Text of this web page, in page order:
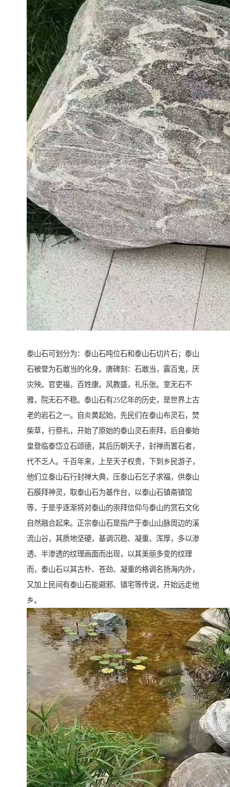
泰山石可划分为：泰山石吨位石和泰山石切片石；泰山
石被誉为石敢当的化身。唐碑刻：石敢当，震百鬼，厌
灾殃。官吏福，百姓康。风教盛，礼乐张。室无石不
雅，院无石不稳。泰山石有25亿年的历史，是世界上古
老的岩石之一。自炎黄起始，先民们在泰山布灵石，焚
柴草，行祭礼，开始了原始的泰山灵石崇拜，后自秦始
皇登临泰岱立石颂德，其后历朝天子，封禅而置石者，
代不乏人。千百年来，上至天子权贵，下到乡民游子，
他们立泰山石行封禅大典，压泰山石乞子求福，供泰山
石膜拜神灵，取泰山石为基作台，以泰山石镇斋镇馆
等，于是乎逐渐将对泰山的崇拜信仰与泰山的赏石文化
自然融合起来。正宗泰山石是指产于泰山山脉周边的溪
流山谷，其质地坚硬，基调沉稳、凝重、浑厚，多以渗
透、半渗透的纹理画面而出现，以其美丽多变的纹理
而，泰山石以其古朴、苍劲、凝重的格调名扬海内外，
又加上民间有泰山石能避邪、镇宅等传说，开始远走他
乡。